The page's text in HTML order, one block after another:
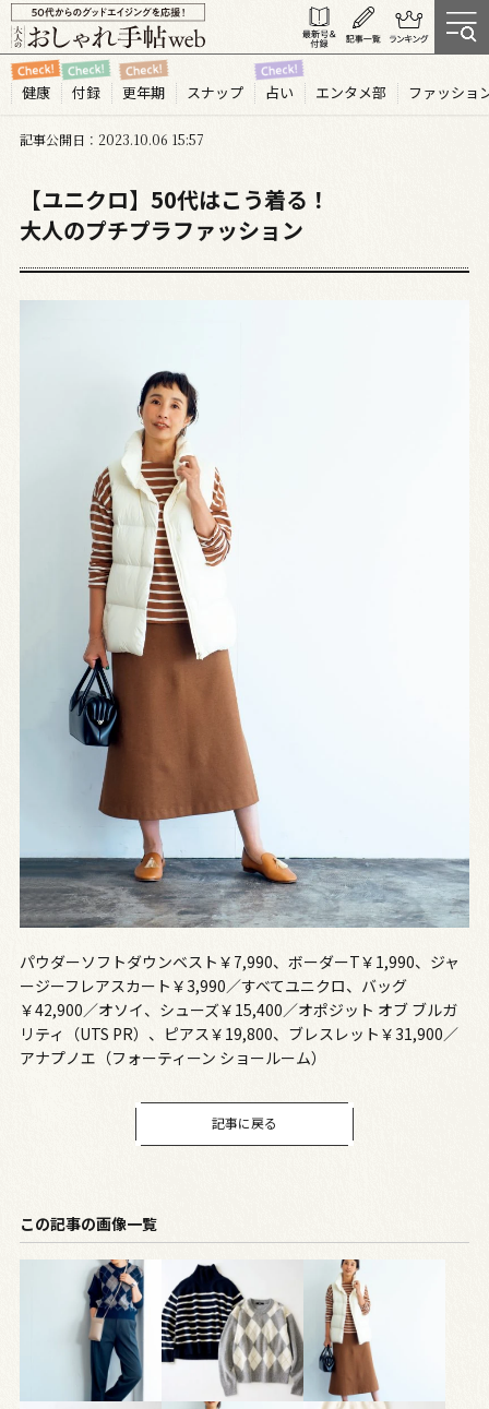
健康 付録 更年期 スナップ 占い エンタメ部 ファッショ
記事公開日 2023.10 06 15:57
【ユニクロ】50代はこう着る！
大人のプチプラファッション
パウダーソフトダウンベスト￥7,990、ボーダーT￥1,990、ジャ
ージーフレアスカート￥3,990／すべてユニクロ、バッグ
￥42,900／オソイ、シューズ￥15,400／オポジット オブ ブルガ
リティ（UTS PR）、ピアス￥19,800、ブレスレット￥31,900／
アナプノエ（フォーティーン ショールーム）
記事に戻る
この記事の画像一覧